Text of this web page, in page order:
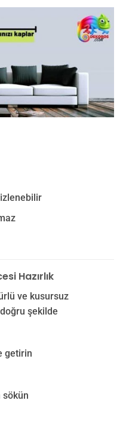
Hazırlık
ve kusursuz
şekilde
getirin
sökün